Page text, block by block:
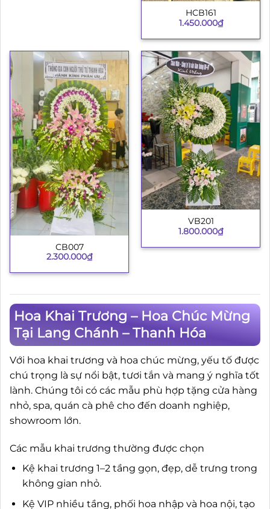
HCB161
1.450.000₫
CB007
2.300.000₫
VB201
1.800.000₫
Hoa Khai Trương – Hoa Chúc Mừng
Tại Lang Chánh – Thanh Hóa
Với hoa khai trương và hoa chúc mừng, yếu tố được
chú trọng là sự nổi bật, tươi tắn và mang ý nghĩa tốt
lành. Chúng tôi có các mẫu phù hợp tặng cửa hàng
nhỏ, spa, quán cà phê cho đến doanh nghiệp,
showroom lớn.
Các mẫu khai trương thường được chọn
Kệ khai trương 1–2 tầng gọn, đẹp, dễ trưng trong
không gian nhỏ.
Kệ VIP nhiều tầng, phối hoa nhập và hoa nội, tạo